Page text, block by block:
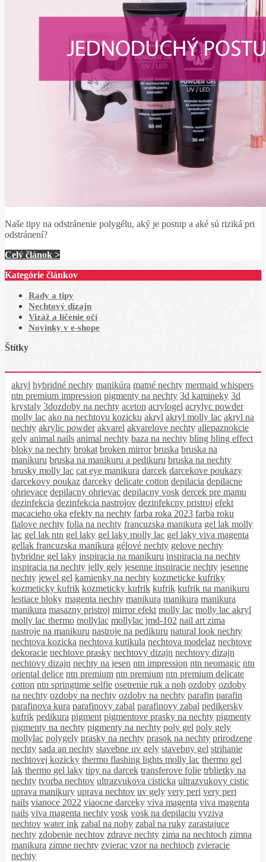
Naše tipy na odstránenie polygélu, aký je postup a aké sú riziká pri
odstránení?
Celý článok >
Kategórie článkov
Rady a tipy
Nechtový dizajn
Vizáž a líčenie očí
Novinky v e-shope
Štítky
akryl hybridné nechty manikúra matné nechty mermaid whispers
ntn premium impression pigmenty na nechty 3d kamineky 3d
krystaly 3dozdoby na nechty aceton acrylogel acrylyc powder
molly lac ako na nechtovu kozicku akryl akryl molly lac akryl na
nechty akrylic powder akvarel akvarelove nechty allepaznokcie
gely animal nails animal nechty baza na nechty bling bling effect
bloky na nechty brokat broken mirror bruska bruska na
manikuru bruska na manikuru a pedikuru bruska na nechty
brusky molly lac cat eye manikura darcek darcekove poukazy
darcekovy poukaz darceky delicate cotton depilacia depilacne
ohrievace depilacny ohrievac depilacny vosk dercek pre mamu
dezinfekcia dezinfekcia nastrojov dezinfekcny pristroj efekt
macacieho oka efekty na nechty farba roka 2023 farba roku
fialove nechty folia na nechty francuzska manikura gel lak molly
lac gel lak ntn gel laky gel laky molly lac gel laky viva magenta
gellak francuzska manikura gélové nechty gelove nechty
hybridne gel laky inspiracia na manikuru inspiracia na nechty
inspiracia na nechty jelly gely jesenne inspiracie nechty jesenne
nechty jewel gel kamienky na nechty kozmeticke kufriky
kozmeticky kufrik kozmeticky kufrik kufrik kufrik na manikuru
lestiace bloky magenta nechty manikura manikura manikura
manikura masazny pristroj mirror efekt molly lac molly lac akryl
molly lac thermo mollylac mollylac jmd-102 nail art zima
nastroje na manikuru nastroje na pedikuru natural look nechty
nechtova kozicka nechtova kutikula nechtova modelaz nechtove
dekoracie nechtove prasky nechtovy dizajn nechtovy dizajn
nechtovy dizajn nechty na jesen ntn impression ntn neomagic ntn
oriental delice ntn premium ntn premium ntn premium delicate
cotton ntn springtime selfie osetrenie ruk a noh ozdoby ozdoby
na nechty ozdoby na nechty ozdoby na nechty parafin parafin
parafinova kura parafinovy zabal parafinovy zabal pedikersky
kufrik pedikura pigment pigmentove prasky na nechty pigmenty
pigmenty na nechty pigmenty na nechty poly gel poly gely
mollylac polygely prasky na nechty prasok na nechty prirodzene
nechty sada an nechty stavebne uv gely stavebny gel strihanie
nechtovej kozicky thermo flashing lights molly lac thermo gel
lak thermo gel laky tipy na darcek transferove folie trblietky na
nechty tvorba nechtov ultrazvukova cisticka ultrazvukovy cistic
uprava manikury uprava nechtov uv gely very peri very peri
nails vianoce 2022 viaocne darceky viva magenta viva magenta
nails viva magenta nechty vosk vosk na depilaciu vyziva
nechtov water ink zabal na nohy zabal na ruky zarastajuce
nechty zdobenie nechtov zdrave nechty zima na nechtoch zimna
manikura zimne nechty zvierac vzor na nechtoch zvieracie
nechty